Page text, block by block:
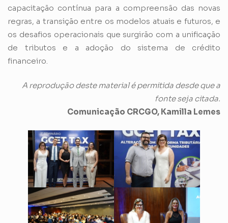
capacitação contínua para a compreensão das novas
regras, a transição entre os modelos atuais e futuros, e
os desafios operacionais que surgirão com a unificação
de tributos e a adoção do sistema de crédito
financeiro.
A reprodução deste material é permitida desde que a
fonte seja citada.
Comunicação CRCGO, Kamilla Lemes